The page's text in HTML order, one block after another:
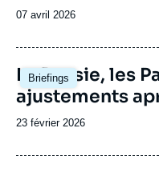
Date
publication
07 avril 2026
Briefings
Image
principale
La Russie, les
ajustements
Date
publication
23 février 2026